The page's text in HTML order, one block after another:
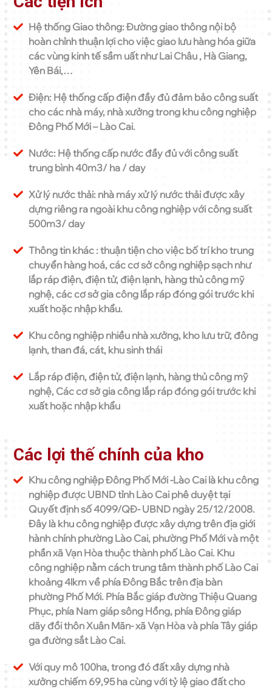
Hệ thống Giao thông: Đường giao thông nội bộ
hoàn chỉnh thuận lợi cho việc giao lưu hàng hóa giữa
các vùng kinh tế sầm uất như Lai Châu , Hà Giang,
Yên Bái,…
Điện: Hệ thống cấp điện đầy đủ đảm bảo công suất
cho các nhà máy, nhà xưởng trong khu công nghiệp
Đông Phố Mới – Lào Cai.
Nước: Hệ thống cấp nước đầy đủ với công suất
trung bình 40m3/ ha / day
Xử lý nước thải: nhà máy xử lý nước thải được xây
dựng riêng ra ngoài khu công nghiệp với công suất
500m3/ day
Thông tin khác : thuận tiện cho việc bố trí kho trung
chuyển hàng hoá, các cơ sở công nghiệp sạch như
lắp ráp điện, điện tử, điện lạnh, hàng thủ công mỹ
nghệ, các cơ sở gia công lắp ráp đóng gói trước khi
xuất hoặc nhập khẩu.
Khu công nghiệp nhiều nhà xưởng, kho lưu trữ, đông
lạnh, than đá, cát, khu sinh thái
Lắp ráp điện, điện tử, điện lạnh, hàng thủ công mỹ
nghệ, Các cơ sở gia công lắp ráp đóng gói trước khi
xuất hoặc nhập khẩu
Các lợi thế chính của kho
Khu công nghiệp Đông Phố Mới -Lào Cai là khu công
nghiệp được UBND tỉnh Lào Cai phê duyệt tại
Quyết định số 4099/QĐ- UBND ngày 25/12/2008.
Đây là khu công nghiệp được xây dựng trên địa giới
hành chính phường Lào Cai, phường Phố Mới và một
phần xã Vạn Hòa thuộc thành phố Lào Cai. Khu
công nghiệp nằm cách trung tâm thành phố Lào Cai
khoảng 4lkm về phía Đông Bắc trên địa bàn
phường Phố Mới. Phía Bắc giáp đường Thiệu Quang
Phục, phía Nam giáp sông Hồng, phía Đông giáp
dãy đồi thôn Xuân Mãn- xã Vạn Hòa và phía Tây giáp
ga đường sắt Lào Cai.
Với quy mô 100ha, trong đó đất xây dựng nhà
xưởng chiếm 69,95 ha cùng với tỷ lệ giao đất cho